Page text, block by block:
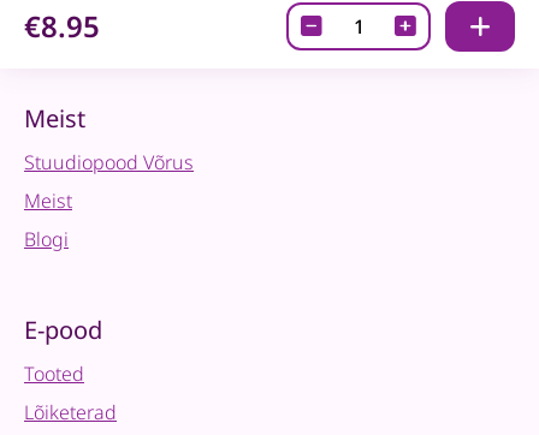
€8.95
Akvarellpintslid
quantity
Meist
Stuudiopood Võrus
Meist
Blogi
E-pood
Tooted
Lõiketerad